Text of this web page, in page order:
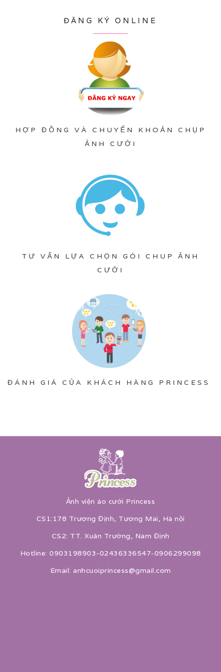
ĐĂNG KÝ ONLINE
HỢP ĐỒNG VÀ CHUYỂN KHOẢN CHỤP
ẢNH CƯỚI
TƯ VẤN LỰA CHỌN GÓI CHUP ẢNH
CƯỚI
ĐÁNH GIÁ CỦA KHÁCH HÀNG PRINCESS
Ảnh viện áo cưới Princess
CS1:178 Trương Định, Tương Mai, Hà nội
CS2: TT. Xuân Trường, Nam Định
Hotline: 0903198903-02436336547-0906299098
Email: anhcuoiprincess@gmail.com